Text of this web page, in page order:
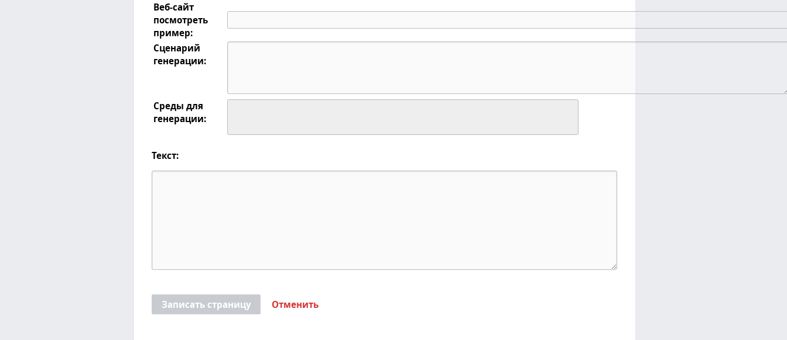
Веб-сайт
посмотреть
пример:
Сценарий
генерации:
Среды для
генерации:
Текст:
Записать страницу Отменить